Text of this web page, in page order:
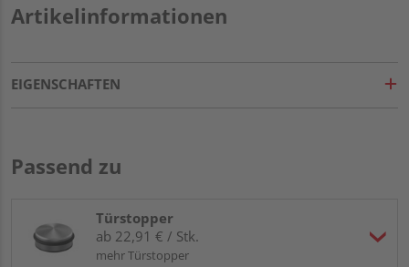
Artikelinformationen
EIGENSCHAFTEN
Passend zu
Türstopper
ab 22,91 € / Stk.
mehr Türstopper